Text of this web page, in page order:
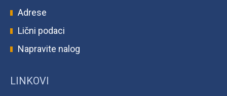
Adrese
Lični podaci
Napravite nalog
LINKOVI